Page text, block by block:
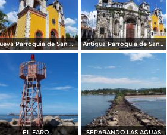
Nueva Parroquia de San Blas Antigua Parroquia de San Blas
EL FARO SEPARANDO LAS AGUAS